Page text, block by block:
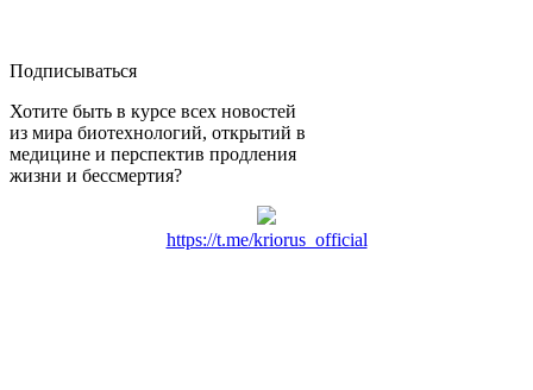
Подписываться
Хотите быть в курсе всех новостей
из мира биотехнологий, открытий в
медицине и перспектив продления
жизни и бессмертия?
https://t.me/kriorus_official